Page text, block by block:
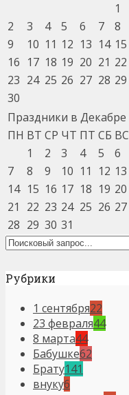
1
2
3 4 5 6 7
8
9
10 11 12 13 14 15
16 17 18 19 20 21 22
23 24 25 26 27 28 29
30
Праздники в Декабре
ПН ВТ СР ЧТ ПТ СБ ВС
1
2 3 4 5
6
7
8 9 10 11 12 13
14 15 16 17 18 19 20
21
22 23 24 25 26 27
28 29 30 31
Рубрики
1 сентября22
23 февраля44
8 марта44
Бабушке62
Брату141
внуку6